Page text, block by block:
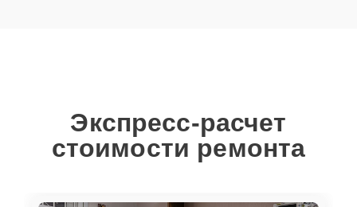
Экспресс-расчет
стоимости ремонта